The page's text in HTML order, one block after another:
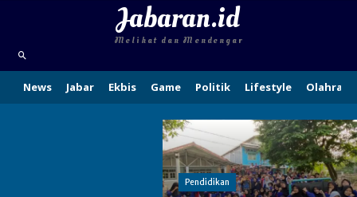
Jabaran.id
Melihat dan Mendengar
News Jabar Ekbis Game Politik Lifestyle Olahraga
Pendidikan